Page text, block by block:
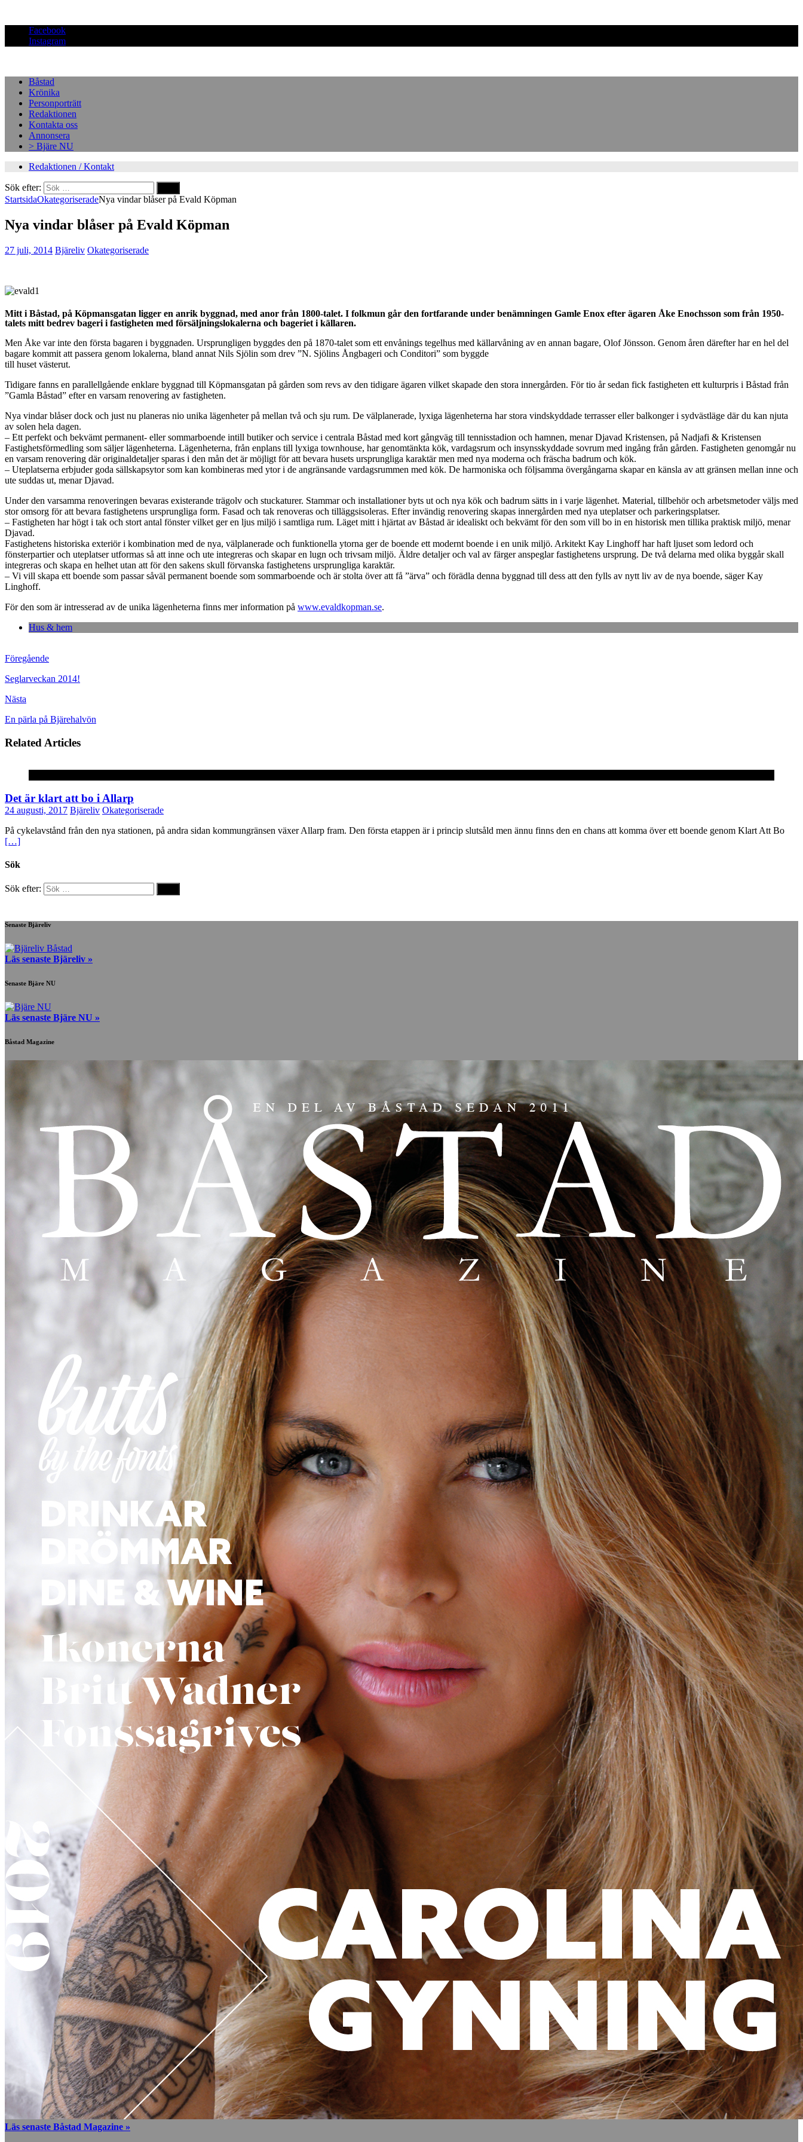
Facebook
Instagram
Båstad
Krönika
Personporträtt
Redaktionen
Kontakta oss
Annonsera
> Bjäre NU
Redaktionen / Kontakt
Sök efter:
StartsidaOkategoriseradeNya vindar blåser på Evald Köpman
Nya vindar blåser på Evald Köpman
27 juli, 2014 Bjäreliv Okategoriserade
Mitt i Båstad, på Köpmansgatan ligger en anrik byggnad, med anor från 1800-talet. I folkmun går den fortfarande under benämningen Gamle Enox efter ägaren Åke Enochsson som från 1950-
talets mitt bedrev bageri i fastigheten med försäljningslokalerna och bageriet i källaren.
Men Åke var inte den första bagaren i byggnaden. Ursprungligen byggdes den på 1870-talet som ett envånings tegelhus med källarvåning av en annan bagare, Olof Jönsson. Genom åren därefter har en hel del
bagare kommit att passera genom lokalerna, bland annat Nils Sjölin som drev ”N. Sjölins Ångbageri och Conditori” som byggde
till huset västerut.
Tidigare fanns en parallellgående enklare byggnad till Köpmansgatan på gården som revs av den tidigare ägaren vilket skapade den stora innergården. För tio år sedan fick fastigheten ett kulturpris i Båstad från
”Gamla Båstad” efter en varsam renovering av fastigheten.
Nya vindar blåser dock och just nu planeras nio unika lägenheter på mellan två och sju rum. De välplanerade, lyxiga lägenheterna har stora vindskyddade terrasser eller balkonger i sydvästläge där du kan njuta
av solen hela dagen.
– Ett perfekt och bekvämt permanent- eller sommarboende intill butiker och service i centrala Båstad med kort gångväg till tennisstadion och hamnen, menar Djavad Kristensen, på Nadjafi & Kristensen
Fastighetsförmedling som säljer lägenheterna. Lägenheterna, från enplans till lyxiga townhouse, har genomtänkta kök, vardagsrum och insynsskyddade sovrum med ingång från gården. Fastigheten genomgår nu
en varsam renovering där originaldetaljer sparas i den mån det är möjligt för att bevara husets ursprungliga karaktär men med nya moderna och fräscha badrum och kök.
– Uteplatserna erbjuder goda sällskapsytor som kan kombineras med ytor i de angränsande vardagsrummen med kök. De harmoniska och följsamma övergångarna skapar en känsla av att gränsen mellan inne och
ute suddas ut, menar Djavad.
Under den varsamma renoveringen bevaras existerande trägolv och stuckaturer. Stammar och installationer byts ut och nya kök och badrum sätts in i varje lägenhet. Material, tillbehör och arbetsmetoder väljs med
stor omsorg för att bevara fastighetens ursprungliga form. Fasad och tak renoveras och tilläggsisoleras. Efter invändig renovering skapas innergården med nya uteplatser och parkeringsplatser.
– Fastigheten har högt i tak och stort antal fönster vilket ger en ljus miljö i samtliga rum. Läget mitt i hjärtat av Båstad är idealiskt och bekvämt för den som vill bo in en historisk men tillika praktisk miljö, menar
Djavad.
Fastighetens historiska exteriör i kombination med de nya, välplanerade och funktionella ytorna ger de boende ett modernt boende i en unik miljö. Arkitekt Kay Linghoff har haft ljuset som ledord och
fönsterpartier och uteplatser utformas så att inne och ute integreras och skapar en lugn och trivsam miljö. Äldre detaljer och val av färger anspeglar fastighetens ursprung. De två delarna med olika byggår skall
integreras och skapa en helhet utan att för den sakens skull förvanska fastighetens ursprungliga karaktär.
– Vi vill skapa ett boende som passar såväl permanent boende som sommarboende och är stolta över att få ”ärva” och förädla denna byggnad till dess att den fylls av nytt liv av de nya boende, säger Kay
Linghoff.
För den som är intresserad av de unika lägenheterna finns mer information på www.evaldkopman.se.
Hus & hem
Föregående
Seglarveckan 2014!
Nästa
En pärla på Bjärehalvön
Related Articles
Det är klart att bo i Allarp
24 augusti, 2017 Bjäreliv Okategoriserade
På cykelavstånd från den nya stationen, på andra sidan kommungränsen växer Allarp fram. Den första etappen är i princip slutsåld men ännu finns den en chans att komma över ett boende genom Klart Att Bo
[…]
Sök
Sök efter:
Senaste Bjäreliv
Läs senaste Bjäreliv »
Senaste Bjäre NU
Läs senaste Bjäre NU »
Båstad Magazine
Läs senaste Båstad Magazine »